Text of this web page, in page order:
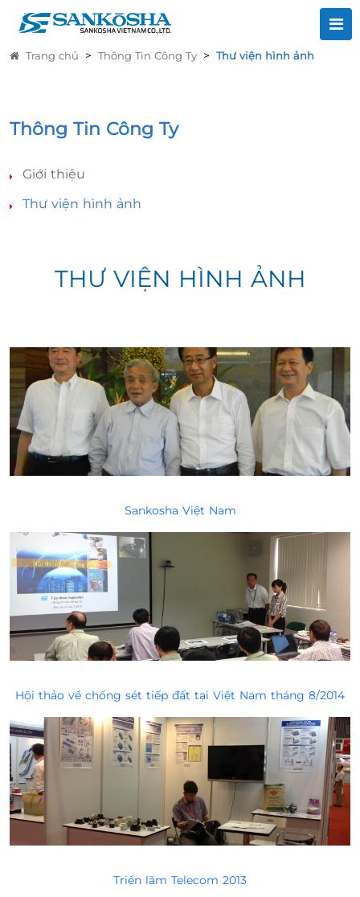
Trang chủ > Thông Tin Công Ty > Thư viện hình ảnh
Thông Tin Công Ty
Giới thiệu
Thư viện hình ảnh
THƯ VIỆN HÌNH ẢNH
Sankosha Việt Nam
Hội thảo về chống sét tiếp đất tại Việt Nam tháng 8/2014
Triển lãm Telecom 2013